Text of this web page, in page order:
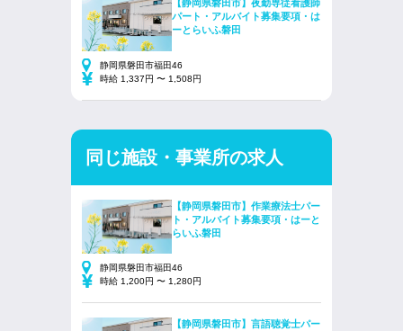
【静岡県磐田市】夜勤専従看護師
パート・アルバイト募集要項・は
ーとらいふ磐田
静岡県磐田市福田46
時給 1,337円 〜 1,508円
同じ施設・事業所の求人
【静岡県磐田市】作業療法士パー
ト・アルバイト募集要項・はーと
らいふ磐田
静岡県磐田市福田46
時給 1,200円 〜 1,280円
【静岡県磐田市】言語聴覚士パー